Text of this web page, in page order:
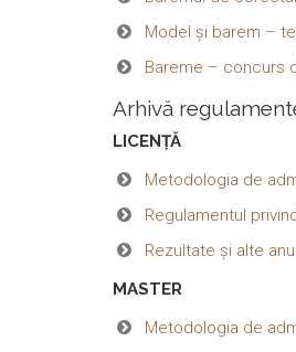
Model și barem –
Bareme – concurs
Arhivă
LICENȚĂ
Metodologia de
Regulamentul
Rezultate și alte
MASTER
Metodologia de